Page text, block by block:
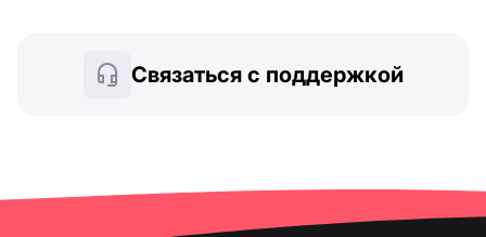
Связаться с поддержкой